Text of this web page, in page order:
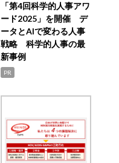
「第4回科学的人事アワ
ード2025」を開催 デ
ータとAIで変わる人事
戦略 科学的人事の最
新事例
PR